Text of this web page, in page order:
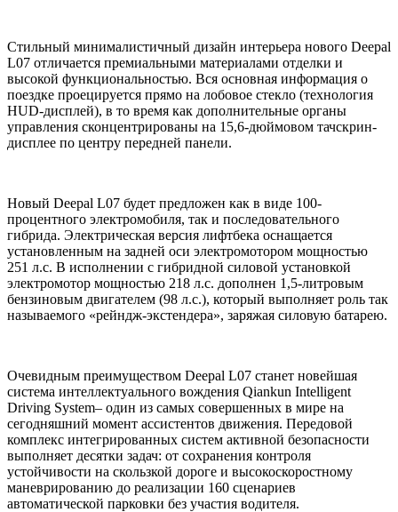
Стильный минималистичный дизайн интерьера нового Deepal
L07 отличается премиальными материалами отделки и
высокой функциональностью. Вся основная информация о
поездке проецируется прямо на лобовое стекло (технология
HUD-дисплей), в то время как дополнительные органы
управления сконцентрированы на 15,6-дюймовом тачскрин-
дисплее по центру передней панели.
Новый Deepal L07 будет предложен как в виде 100-
процентного электромобиля, так и последовательного
гибрида. Электрическая версия лифтбека оснащается
установленным на задней оси электромотором мощностью
251 л.с. В исполнении с гибридной силовой установкой
электромотор мощностью 218 л.с. дополнен 1,5-литровым
бензиновым двигателем (98 л.с.), который выполняет роль так
называемого «рейндж-экстендера», заряжая силовую батарею.
Очевидным преимуществом Deepal L07 станет новейшая
система интеллектуального вождения Qiankun Intelligent
Driving System– один из самых совершенных в мире на
сегодняшний момент ассистентов движения. Передовой
комплекс интегрированных систем активной безопасности
выполняет десятки задач: от сохранения контроля
устойчивости на скользкой дороге и высокоскоростному
маневрированию до реализации 160 сценариев
автоматической парковки без участия водителя.